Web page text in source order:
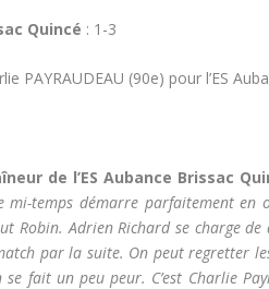
Quincé : 1-3
PAYRAUDEAU (90e) pour l’ES
de l’ES Aubance Brissac
temps démarre parfaitement en
Robin. Adrien Richard se charge
par la suite. On peut regretter
fait un peu peur. C’est Charlie